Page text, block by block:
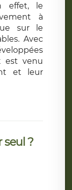
effet, le
à
sur le
Avec
est venu
et leur
seul ?